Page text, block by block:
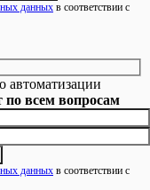
данных в соответствии с
по всем вопросам
данных в соответствии с